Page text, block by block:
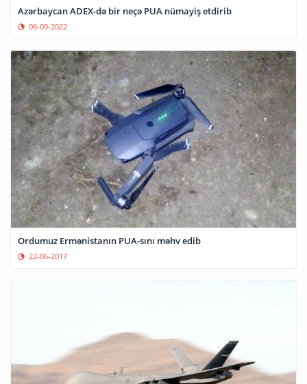
Azərbaycan ADEX-də bir neçə PUA nümayiş etdirib
06-09-2022
Ordumuz Ermənistanın PUA-sını məhv edib
22-06-2017